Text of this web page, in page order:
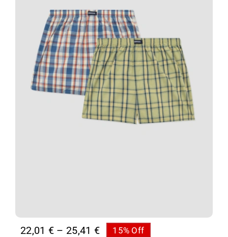
22,01 € – 25,41 €Price15% Off